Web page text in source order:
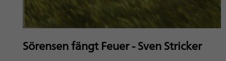
Sörensen fängt Feuer - Sven Stricker